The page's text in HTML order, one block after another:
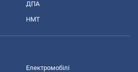
ДПА
НМТ
Електромобілі